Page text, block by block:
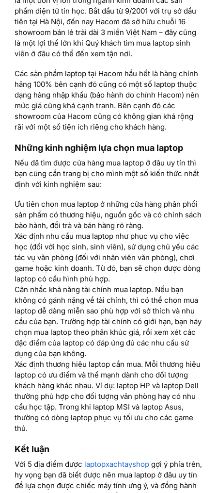
phẩm điện tử tin học. Bắt đầu từ 9/2001 với trụ sở đầu
tiên tại Hà Nội, đến nay Hacom đã sở hữu chuỗi 16
showroom bán lẻ trải dài 3 miền Việt Nam – đây cũng
là một lợi thế lớn khi Quý khách tìm mua laptop sinh
viên ở đâu có thể đến xem tận nơi.
Các sản phẩm laptop tại Hacom hầu hết là hàng chính
hãng 100% bên cạnh đó cũng có một số laptop thuộc
dạng hàng nhập khẩu (bảo hành do chính Hacom) nên
mức giá cũng khá cạnh tranh. Bên cạnh đó các
showroom của Hacom cũng có không gian khá rộng
rãi với một số tiện ích riêng cho khách hàng.
Những kinh nghiệm lựa chọn mua laptop
Nếu đã tìm được cửa hàng mua laptop ở đâu uy tín thì
bạn cũng cần trang bị cho mình một số kiến thức nhất
định với kinh nghiệm sau:
Ưu tiên chọn mua laptop ở những cửa hàng phân phối
sản phẩm có thương hiệu, nguồn gốc và có chính sách
bảo hành, đổi trả và bán hàng rõ ràng.
Xác định nhu cầu mua laptop như phục vụ cho việc
học (đối với học sinh, sinh viên), sử dụng chủ yếu các
tác vụ văn phòng (đối với nhân viên văn phòng), chơi
game hoặc kinh doanh. Từ đó, bạn sẽ chọn được dòng
laptop có cấu hình phù hợp.
Cân nhắc khả năng tài chính mua laptop. Nếu bạn
không có gánh nặng về tài chính, thì có thể chọn mua
laptop dễ dàng miễn sao phù hợp với sở thích và nhu
cầu của bạn. Trường hợp tài chính có giới hạn, bạn hãy
chọn mua laptop theo phân khúc giá, rồi xem xét các
đặc điểm của laptop có đáp ứng đủ các nhu cầu sử
dụng của bạn không.
Xác định thương hiệu laptop cần mua. Mỗi thương hiệu
laptop có ưu điểm và thế mạnh dành cho đối tượng
khách hàng khác nhau. Ví dụ: laptop HP và laptop Dell
thường phù hợp cho đối tượng văn phòng hay có nhu
cầu học tập. Trong khi laptop MSI và laptop Asus,
thường có dòng laptop phục vụ tối ưu cho các game
thủ.
Kết luận
Với 5 địa điểm được laptopxachtayshop gợi ý phía trên,
hy vọng bạn đã biết được nên mua laptop ở đâu uy tín
để lựa chọn được chiếc máy tính ưng ý, và đồng hành